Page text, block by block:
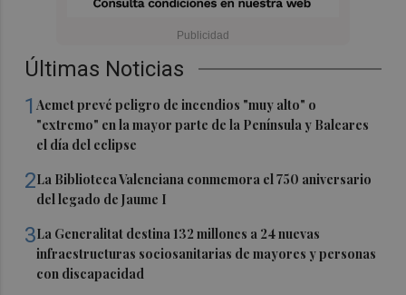
Últimas Noticias
1Aemet prevé peligro de incendios "muy alto" o
"extremo" en la mayor parte de la Península y Baleares
el día del eclipse
2La Biblioteca Valenciana conmemora el 750 aniversario
del legado de Jaume I
3La Generalitat destina 132 millones a 24 nuevas
infraestructuras sociosanitarias de mayores y personas
con discapacidad